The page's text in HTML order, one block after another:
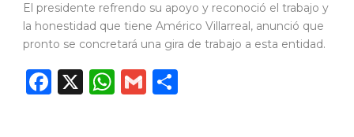
El presidente refrendo su apoyo y reconoció el trabajo y
la honestidad que tiene Américo Villarreal, anunció que
pronto se concretará una gira de trabajo a esta entidad.
Facebook
X WhatsApp
Gmail